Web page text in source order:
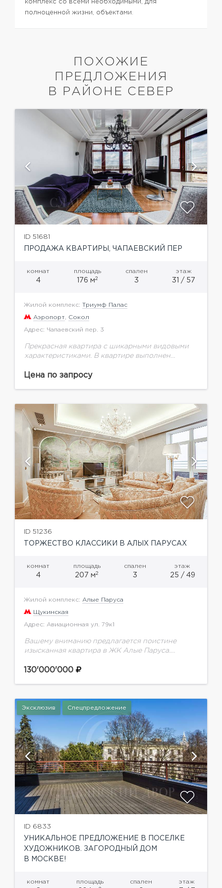
комплекс со всеми необходимыми, для
полноценной жизни, объектами.
ПОХОЖИЕ
ПРЕДЛОЖЕНИЯ
В РАЙОНЕ СЕВЕР
ID 51681
ПРОДАЖА КВАРТИРЫ, ЧАПАЕВСКИЙ ПЕР
комнат
4
площадь
176 м2
спален
3
этаж
31 / 57
Жилой комплекс: Триумф Палас
Аэропорт Сокол
Адрес: Чапаевский пер. 3
Прекрасная квартира с шикарными видовыми
характеристиками. В квартире выполнен
Планировка продумана до мелочей, и включает
Цена по запросу
ID 51236
ТОРЖЕСТВО КЛАССИКИ В АЛЫХ ПАРУСАХ
комнат
4
площадь
207 м2
спален
3
этаж
25 / 49
Жилой комплекс: Алые Паруса
Щукинская
Адрес: Авиационная ул. 79к1
Вашему вниманию предлагается поистине
изысканная квартира в ЖК Алые Паруса.
применением материалов от знаменитых
130'000'000
Эксклюзив Спецпредложение
ID 6833
УНИКАЛЬНОЕ ПРЕДЛОЖЕНИЕ В ПОСЕЛКЕ
ХУДОЖНИКОВ. ЗАГОРОДНЫЙ ДОМ
В МОСКВЕ!
комнат площадь спален этаж